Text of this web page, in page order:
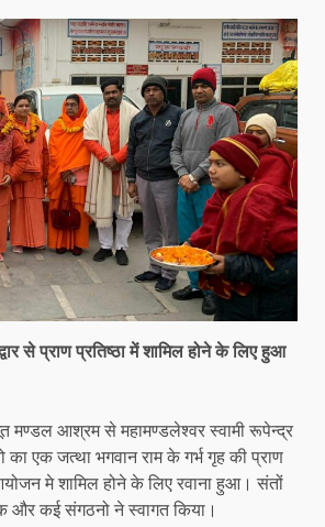
से प्राण प्रतिष्ठा में शामिल होने के लिए हुआ
मण्डल आश्रम से महामण्डलेश्वर स्वामी रूपेन्द्र
एक जत्था भगवान राम के गर्भ गृह की प्राण
मे शामिल होने के लिए रवाना हुआ। संतों
और कई संगठनो ने स्वागत किया।